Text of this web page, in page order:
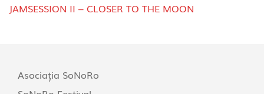
JAMSESSION II – CLOSER TO THE MOON
Asociația SoNoRo